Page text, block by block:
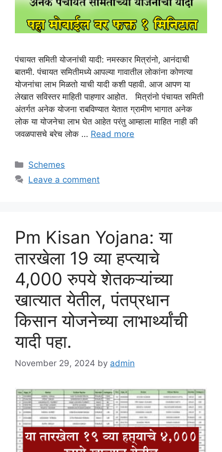
पंचायत समिती योजनांची यादी: नमस्कार मित्रांनो, आनंदाची
बातमी. पंचायत समितीमध्ये आपल्या गावातील लोकांना कोणत्या
योजनांचा लाभ मिळतो याची यादी कशी पहावी. आज आपण या
लेखात सविस्तर माहिती पाहणार आहोत. मित्रांनो पंचायत समिती
अंतर्गत अनेक योजना राबविण्यात येतात ग्रामीण भागात अनेक
लोक या योजनेचा लाभ घेत आहेत परंतु आम्हाला माहित नाही की
जवळपासचे बरेच लोक … Read more
Categories
Schemes
Leave a comment
Pm Kisan Yojana: या
तारखेला 19 व्या हप्त्याचे
4,000 रुपये शेतकऱ्यांच्या
खात्यात येतील, पंतप्रधान
किसान योजनेच्या लाभार्थ्यांची
यादी पहा.
November 29, 2024 by admin